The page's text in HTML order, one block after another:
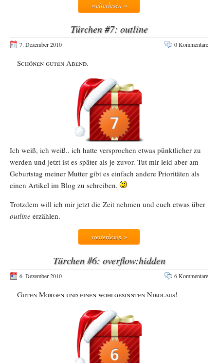
weiterlesen »
Türchen #7: outline
7. Dezember 2010 0 Kommentare
Schönen guten Abend.
Ich weiß, ich weiß.. ich hatte versprochen etwas pünktlicher zu
werden und jetzt ist es später als je zuvor. Tut mir leid aber am
Geburtstag meiner Mutter gibt es einfach andere Prioritäten als
einen Artikel im Blog zu schreiben.
Trotzdem will ich mir jetzt die Zeit nehmen und euch etwas über
outline erzählen.
weiterlesen »
Türchen #6: overflow:hidden
6. Dezember 2010 6 Kommentare
Guten Morgen und einen wohlgesinnten Nikolaus!